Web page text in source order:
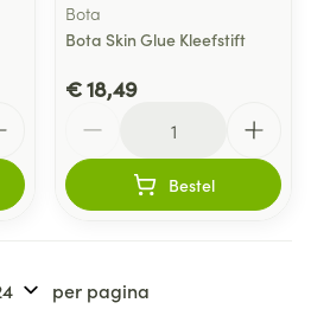
Bota
Bota Skin Glue Kleefstift
€ 18,49
Bestel
per pagina